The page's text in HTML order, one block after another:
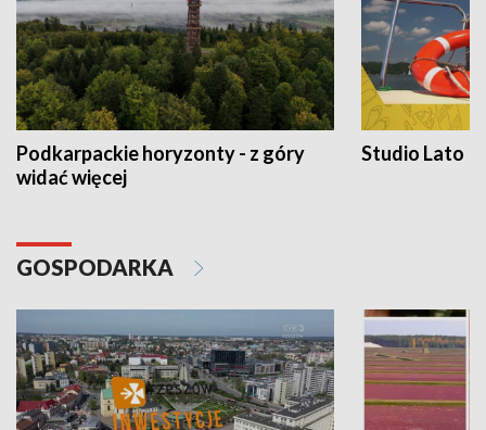
Podkarpackie horyzonty - z góry
widać więcej
Studio Lato
GOSPODARKA